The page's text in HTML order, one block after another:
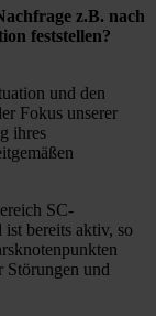
z.B. nach
feststellen?
und den
Fokus unserer
ihres
SC-
bereits aktiv, so
Störungen und